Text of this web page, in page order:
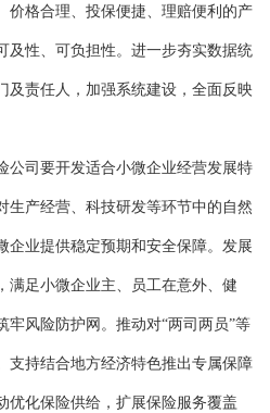
价格合理、投保便捷、理赔便利的产
及性、可负担性。进一步夯实数据统
及责任人，加强系统建设，全面反映
司要开发适合小微企业经营发展特
生产经营、科技研发等环节中的自然
企业提供稳定预期和安全保障。发展
满足小微企业主、员工在意外、健
牢风险防护网。推动对“两司两员”等
支持结合地方经济特色推出专属保障
优化保险供给，扩展保险服务覆盖